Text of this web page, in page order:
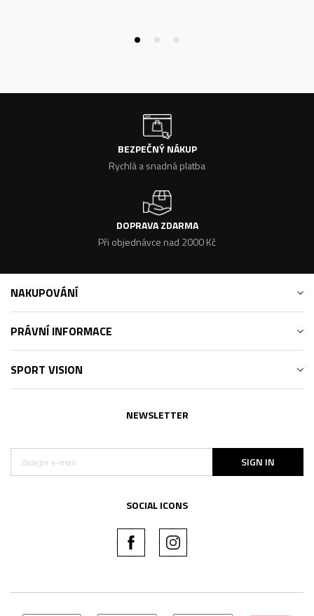
BEZPEČNÝ NÁKUP
Rychlá a snadná platba
DOPRAVA ZDARMA
Při objednávce nad 2000 Kč
NAKUPOVÁNÍ
PRÁVNÍ INFORMACE
SPORT VISION
NEWSLETTER
SIGN IN
SOCIAL ICONS